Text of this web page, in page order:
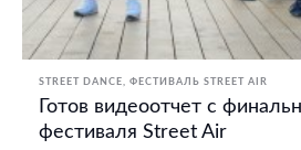
STREET DANCE ФЕСТИВАЛЬ STREET AIR
Готов видеоотчет с
фестиваля Street Air